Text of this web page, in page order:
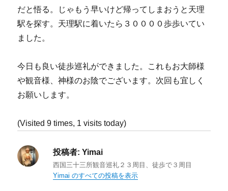
だと悟る。じゃもう早いけど帰ってしまおうと天理
駅を探す。天理駅に着いたら３００００歩歩いてい
ました。
今日も良い徒歩巡礼ができました。これもお大師様
や観音様、神様のお陰でございます。次回も宜しく
お願いします。
(Visited 9 times, 1 visits today)
投稿者: Yimai
西国三十三所観音巡礼２３周目、徒歩で３周目
Yimai のすべての投稿を表示